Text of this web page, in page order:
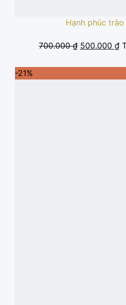
Hạnh phúc
700.000₫ Giá
là:
700.000 ₫.
500.000 ₫
-21%